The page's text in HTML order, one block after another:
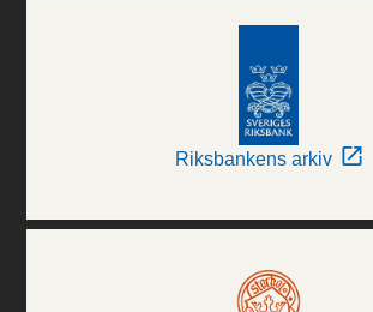
Riksbankens arkiv